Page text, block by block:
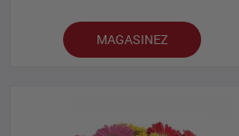
MAGASINEZ